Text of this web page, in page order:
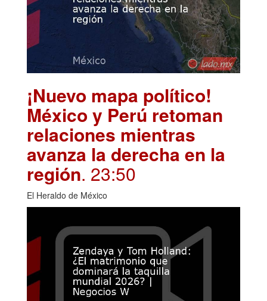
¡Nuevo mapa político!
México y Perú retoman
relaciones mientras
avanza la derecha en la
región. 23:50
El Heraldo de México